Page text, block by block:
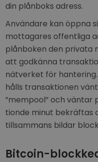
din plånboks adress.
Användare kan öppna
mottagares offentliga
plånboken den privata
att godkänna
nätverket för
hålls transaktionen
”mempool” och väntar
tionde minut bekräftas
tillsammans bildar
Bitcoin-